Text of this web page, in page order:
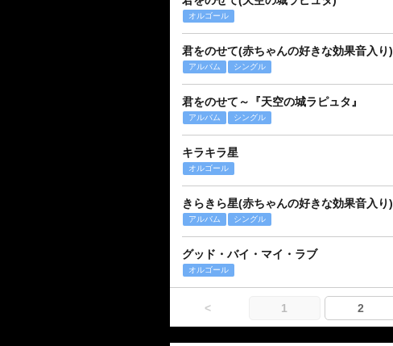
オルゴール
君をのせて(赤ちゃんの好きな効果音入り)
アルバム シングル
君をのせて～『天空の城ラピュタ』
アルバム シングル
キラキラ星
オルゴール
きらきら星(赤ちゃんの好きな効果音入り)
アルバム シングル
グッド・バイ・マイ・ラブ
オルゴール
< 1 2